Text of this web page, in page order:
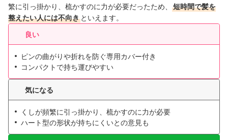
繁に引っ掛かり、梳かすのに力が必要だったため、
短時間で髪を
整えたい人には不向き といえます。
良い
ピンの曲がりや折れを防ぐ専用カバー付き
コンパクトで持ち運びやすい
気になる
くしが頻繁に引っ掛かり、梳かすのに力が必要
ハート型の形状が持ちにくいとの意見も